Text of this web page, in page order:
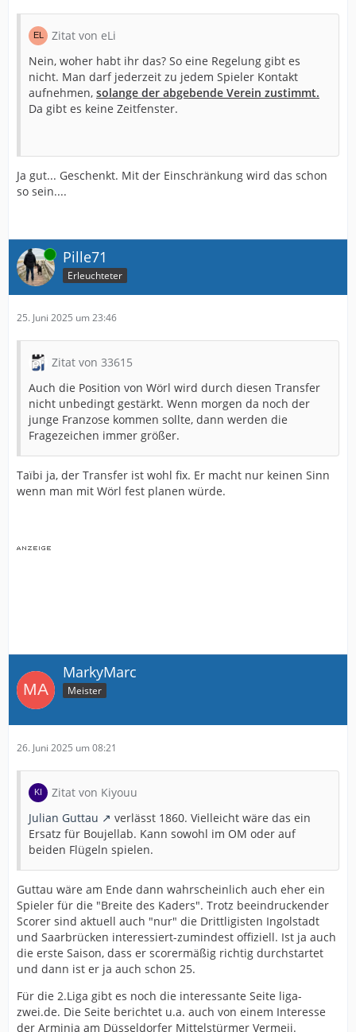
Zitat von eLi
Nein, woher habt ihr das? So eine Regelung gibt es
nicht. Man darf jederzeit zu jedem Spieler Kontakt
aufnehmen, solange der abgebende Verein zustimmt.
Da gibt es keine Zeitfenster.
Ja gut... Geschenkt. Mit der Einschränkung wird das schon
so sein....
Online Pille71
Erleuchteter
25. Juni 2025 um 23:46
Zitat von 33615
Auch die Position von Wörl wird durch diesen Transfer
nicht unbedingt gestärkt. Wenn morgen da noch der
junge Franzose kommen sollte, dann werden die
Fragezeichen immer größer.
Taïbi ja, der Transfer ist wohl fix. Er macht nur keinen Sinn
wenn man mit Wörl fest planen würde.
MarkyMarc
Meister
26. Juni 2025 um 08:21
Zitat von Kiyouu
Julian Guttau
verlässt 1860. Vielleicht wäre das ein
Ersatz für Boujellab. Kann sowohl im OM oder auf
beiden Flügeln spielen.
Guttau wäre am Ende dann wahrscheinlich auch eher ein
Spieler für die "Breite des Kaders". Trotz beeindruckender
Scorer sind aktuell auch "nur" die Drittligisten Ingolstadt
und Saarbrücken interessiert-zumindest offiziell. Ist ja auch
die erste Saison, dass er scorermäßig richtig durchstartet
und dann ist er ja auch schon 25.
Für die 2.Liga gibt es noch die interessante Seite liga-
zwei.de. Die Seite berichtet u.a. auch von einem Interesse
der Arminia am Düsseldorfer Mittelstürmer Vermeij.